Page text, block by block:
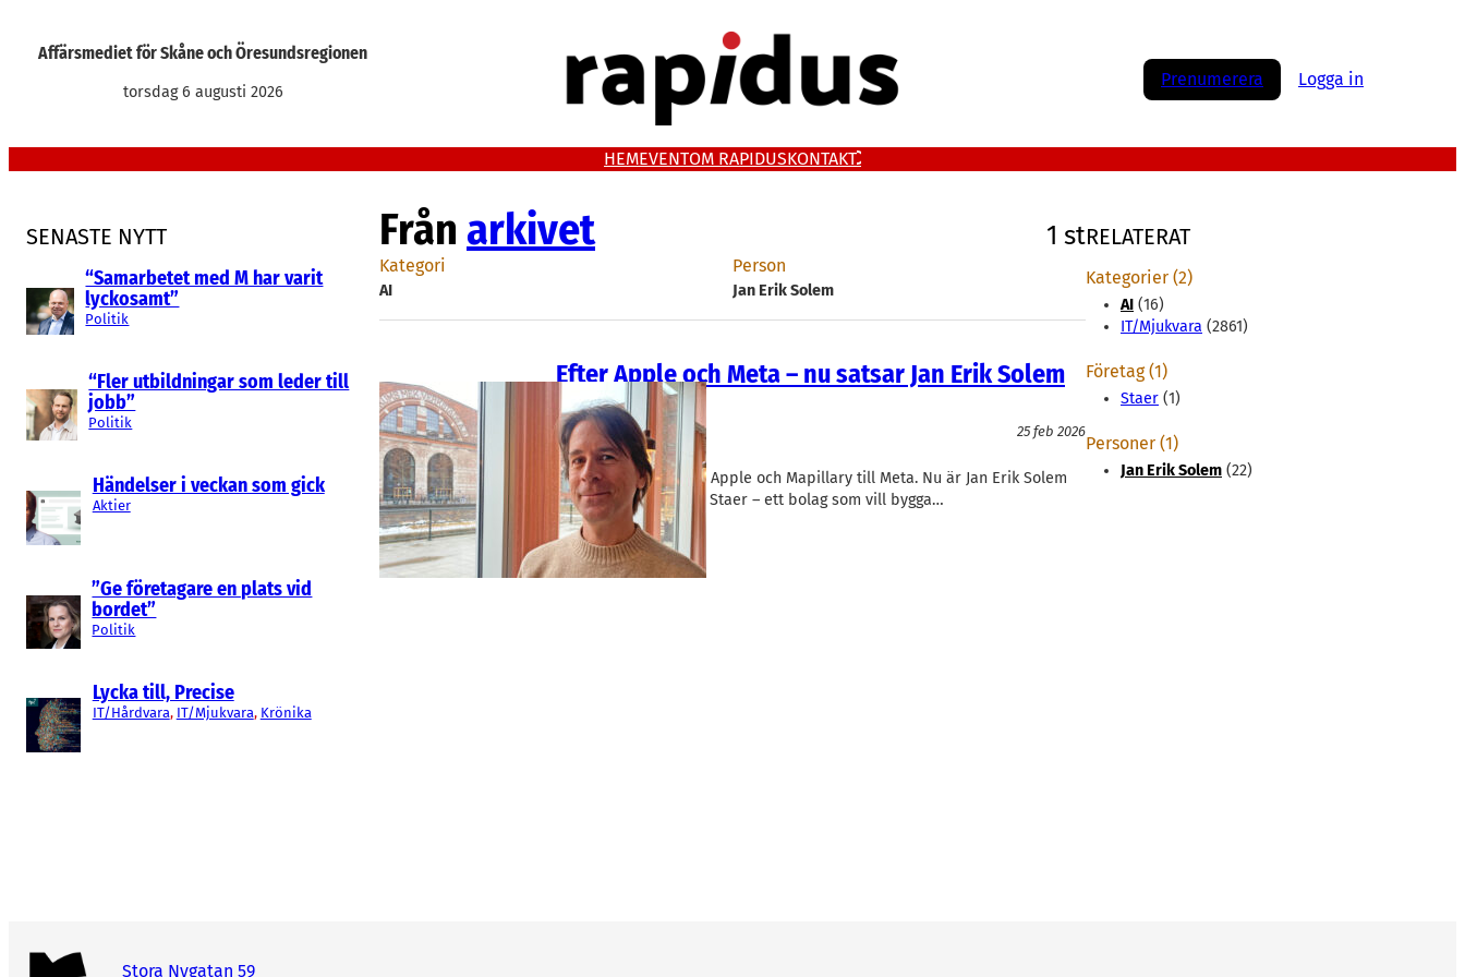
Affärsmediet för Skåne och Öresundsregionen
torsdag 6 augusti 2026
Prenumerera Logga in
HEMEVENTOM RAPIDUSKONTAKT
SENASTE NYTT
“Samarbetet med M har varit
lyckosamt”
Politik
“Fler utbildningar som leder till
jobb”
Politik
Händelser i veckan som gick
Aktier
”Ge företagare en plats vid
bordet”
Politik
Lycka till, Precise
IT/Hårdvara, IT/Mjukvara, Krönika
Från arkivet 1 st
Kategori
AI
Person
Jan Erik Solem
Efter Apple och Meta – nu satsar Jan Erik Solem
på robotik
AI IT/Mjukvara
25 feb 2026
Staer
Jan Erik Solem
Polar Rose såldes till Apple och Mapillary till Meta. Nu är Jan Erik Solem
tillbaka i Malmö med Staer – ett bolag som vill bygga…
RELATERAT
Kategorier (2)
AI (16)
IT/Mjukvara (2861)
Företag (1)
Staer (1)
Personer (1)
Jan Erik Solem (22)
Stora Nygatan 59